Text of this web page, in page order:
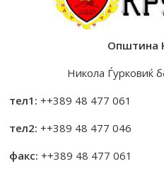
Општина
Никола Ѓурковиќ
тел1: ++389 48 477 061
тел2: ++389 48 477 046
факс: ++389 48 477 061